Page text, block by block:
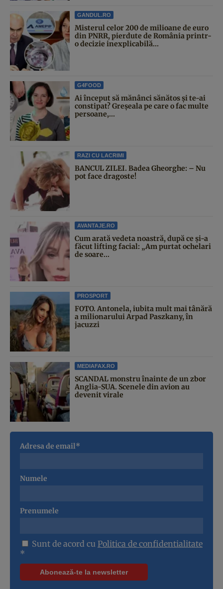
GANDUL.RO
Misterul celor 200 de milioane de euro
din PNRR, pierdute de România printr-
o decizie inexplicabilă...
G4FOOD
Ai început să mănânci sănătos și te-ai
constipat? Greșeala pe care o fac multe
persoane,...
RAZI CU LACRIMI
BANCUL ZILEI. Badea Gheorghe: – Nu
pot face dragoste!
AVANTAJE.RO
Cum arată vedeta noastră, după ce și-a
făcut lifting facial: „Am purtat ochelari
de soare...
PROSPORT
FOTO. Antonela, iubita mult mai tânără
a milionarului Arpad Paszkany, în
jacuzzi
MEDIAFAX.RO
SCANDAL monstru înainte de un zbor
Anglia-SUA. Scenele din avion au
devenit virale
Adresa de email*
Numele
Prenumele
Sunt de acord cu Politica de confidentialitate
*